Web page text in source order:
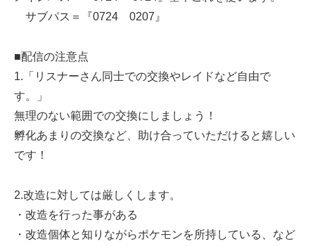
サブパス＝『0724 0207』
■配信の注意点
1.「リスナーさん同士での交換やレイドなど自由で
す。」
無理のない範囲での交換にしましょう！
孵化あまりの交換など、助け合っていただけると嬉しい
です！
2.改造に対しては厳しくします。
・改造を行った事がある
・改造個体と知りながらポケモンを所持している、など